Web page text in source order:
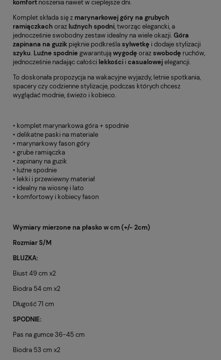
komfort noszenia nawet w cieplejsze dni.
Komplet składa się z marynarkowej góry na grubych
ramiączkach oraz luźnych spodni, tworząc elegancki, a
jednocześnie swobodny zestaw idealny na wiele okazji. Góra
zapinana na guzik pięknie podkreślasylwetkę i dodaje stylizacji
szyku. Luźne spodniegwarantująwygodęorazswobodę ruchów,
jednocześnie nadając całości lekkości i casualowejelegancji.
To doskonała propozycja na wakacyjne wyjazdy, letnie spotkania,
spacery czy codzienne stylizacje, podczas których chcesz
wyglądać modnie, świeżo i kobieco.
• komplet marynarkowa góra + spodnie
• delikatne paski na materiale
• marynarkowy fason góry
• grube ramiączka
• zapinany na guzik
• luźne spodnie
• lekki i przewiewny materiał
• idealny na wiosnę i lato
• komfortowy i kobiecy fason
Wymiary mierzone na płasko w cm (+/- 2cm)
Rozmiar S/M
BLUZKA:
Biust 49 cm x2
Biodra 54 cm x2
Długość 71 cm
SPODNIE:
Pas na gumce 36-45 cm
Biodra 53 cm x2